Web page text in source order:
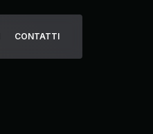
CONTATTI